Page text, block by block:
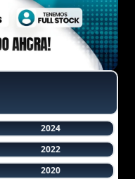
2024
2022
2020